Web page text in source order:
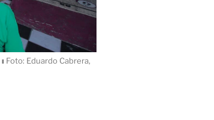
ı Foto: Eduardo Cabrera,